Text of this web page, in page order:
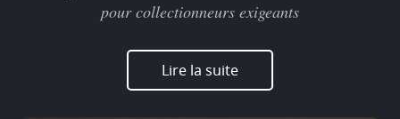
pour collectionneurs exigeants
Lire la suite